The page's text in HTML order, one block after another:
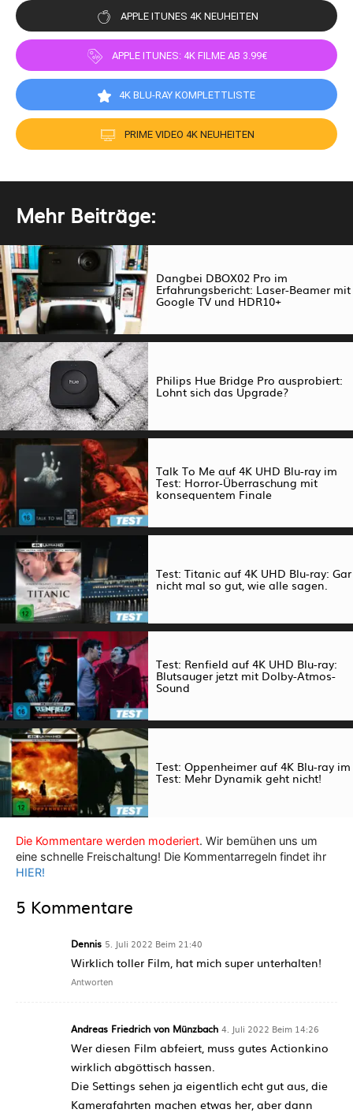
APPLE ITUNES 4K NEUHEITEN
APPLE ITUNES: 4K FILME AB 3.99€
4K BLU-RAY KOMPLETTLISTE
PRIME VIDEO 4K NEUHEITEN
Mehr Beiträge:
Dangbei DBOX02 Pro im
Erfahrungsbericht: Laser-Beamer mit
Google TV und HDR10+
Philips Hue Bridge Pro ausprobiert:
Lohnt sich das Upgrade?
Talk To Me auf 4K UHD Blu-ray im
Test: Horror-Überraschung mit
konsequentem Finale
Test: Titanic auf 4K UHD Blu-ray: Gar
nicht mal so gut, wie alle sagen.
Test: Renfield auf 4K UHD Blu-ray:
Blutsauger jetzt mit Dolby-Atmos-
Sound
Test: Oppenheimer auf 4K Blu-ray im
Test: Mehr Dynamik geht nicht!
Die Kommentare werden moderiert. Wir bemühen uns um
eine schnelle Freischaltung! Die Kommentarregeln findet ihr
HIER!
5 Kommentare
Dennis 5. Juli 2022 Beim 21:40
Wirklich toller Film, hat mich super unterhalten!
Antworten
Andreas Friedrich von Münzbach 4. Juli 2022 Beim 14:26
Wer diesen Film abfeiert, muss gutes Actionkino
wirklich abgöttisch hassen.
Die Settings sehen ja eigentlich echt gut aus, die
Kamerafahrten machen etwas her, aber dann